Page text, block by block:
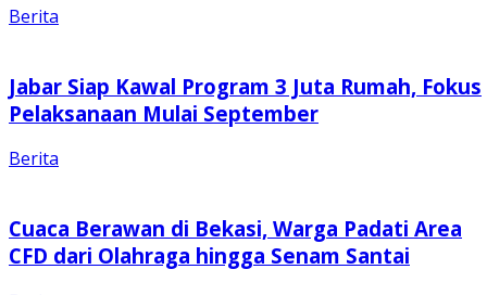
Berita
Jabar Siap Kawal Program 3 Juta Rumah, Fokus
Pelaksanaan Mulai September
Berita
Cuaca Berawan di Bekasi, Warga Padati Area
CFD dari Olahraga hingga Senam Santai